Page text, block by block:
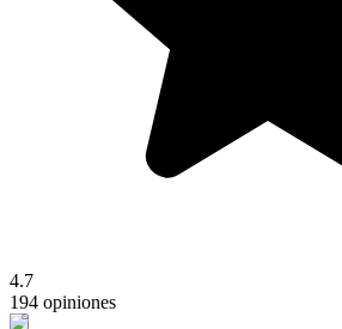
4.7
194 opiniones